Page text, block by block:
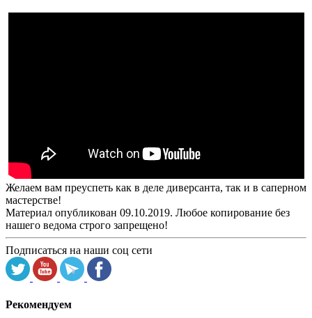
Желаем вам преуспеть как в деле диверсанта, так и в саперном
мастерстве!
Материал опубликован 09.10.2019. Любое копирование без
нашего ведома строго запрещено!
Подписаться на наши соц сети
Рекомендуем